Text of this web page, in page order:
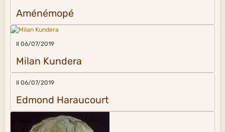
Aménémopé
Il 06/07/2019
Milan Kundera
Il 06/07/2019
Edmond Haraucourt